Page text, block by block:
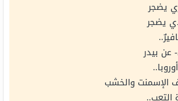
يضجر
يضجر
بيدر
الإسمنت والخشب